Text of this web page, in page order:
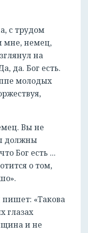
с трудом
мне, немец,
на
да. Бог есть.
молодых
Вы не
должны
Бог есть ...
о том,
«Такова
глазах
и не